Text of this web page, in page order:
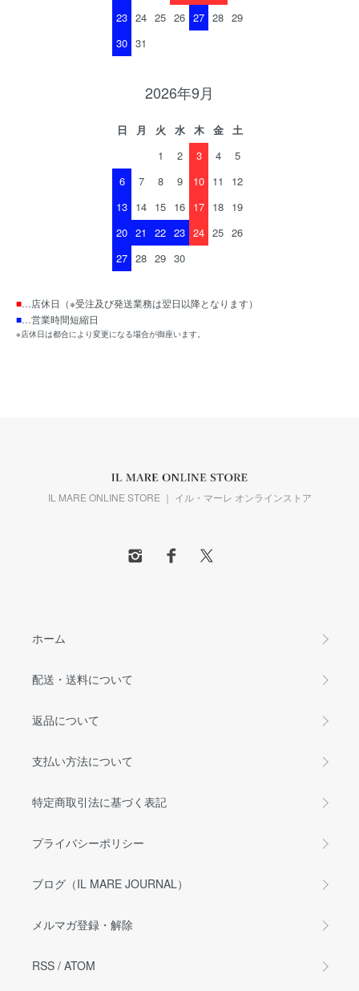
23 24 25 26 27 28 29
30 31
2026年9月
日 月 火 水 木 金
土
1
2 3 4
5
6
7 8 9 10 11
12
13 14 15 16 17 18 19
20 21 22 23 24 25 26
27 28 29 30
■…店休日（※受注及び発送業務は翌日以降となります）
■…営業時間短縮日
※店休日は都合により変更になる場合が御座います。
IL MARE ONLINE STORE ｜ イル・マーレ オンラインストア
ホーム
配送・送料について
返品について
支払い方法について
特定商取引法に基づく表記
プライバシーポリシー
ブログ（IL MARE JOURNAL）
メルマガ登録・解除
RSS / ATOM